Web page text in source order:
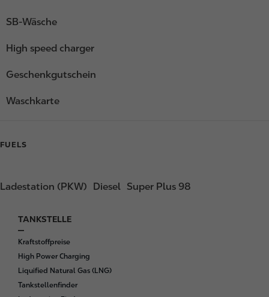
SB-Wäsche
High speed charger
Geschenkgutschein
Waschkarte
FUELS
Ladestation (PKW) Diesel Super Plus 98
F
o
o
t
e
r
TANKSTELLE
Kraftstoffpreise
High Power Charging
Liquified Natural Gas (LNG)
Tankstellenfinder